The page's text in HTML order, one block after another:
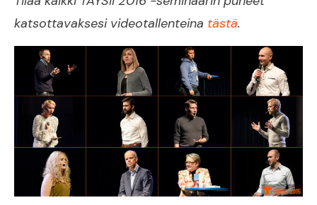
katsottavaksesi videotallenteina tästä.